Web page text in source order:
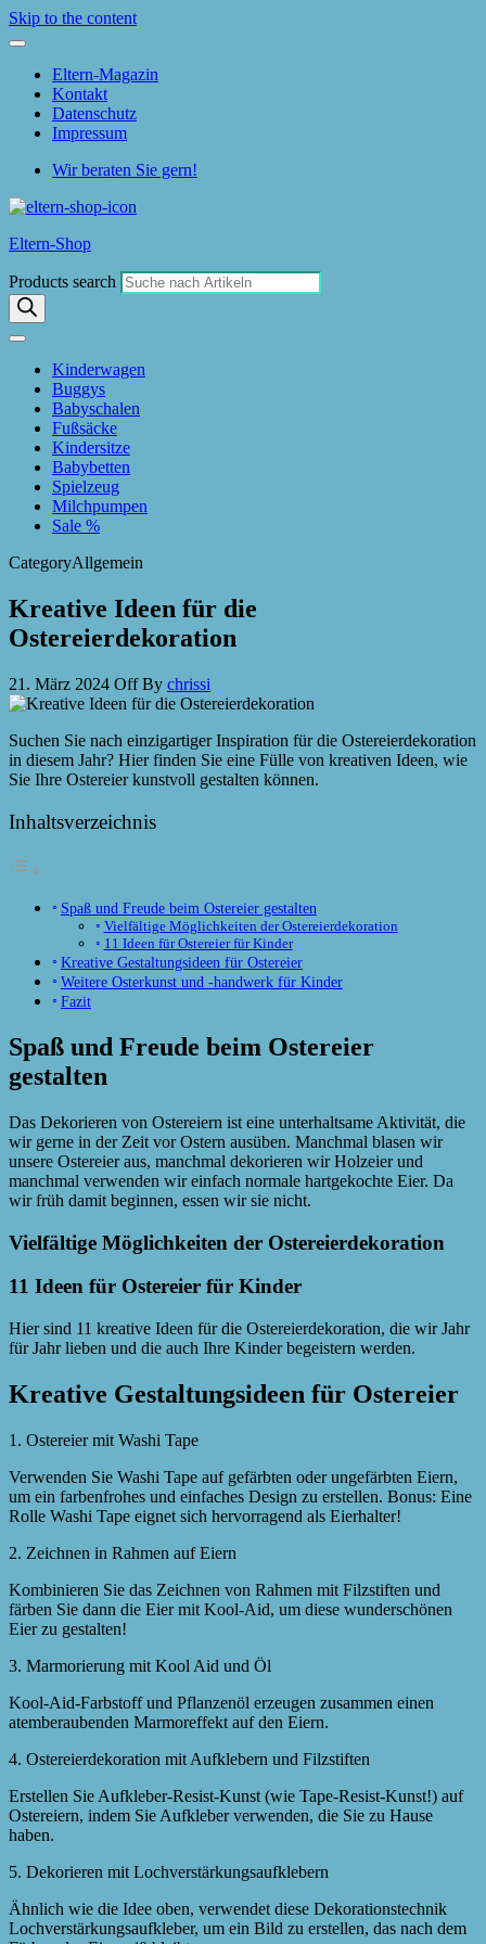
Skip to the content
Eltern-Magazin
Kontakt
Datenschutz
Impressum
Wir beraten Sie gern!
Eltern-Shop
Products search
Kinderwagen
Buggys
Babyschalen
Fußsäcke
Kindersitze
Babybetten
Spielzeug
Milchpumpen
Sale %
CategoryAllgemein
Kreative Ideen für die
Ostereierdekoration
21. März 2024 OffBy chrissi
Suchen Sie nach einzigartiger Inspiration für die Ostereierdekoration
in diesem Jahr? Hier finden Sie eine Fülle von kreativen Ideen, wie
Sie Ihre Ostereier kunstvoll gestalten können.
Inhaltsverzeichnis
Spaß und Freude beim Ostereier gestalten
Vielfältige Möglichkeiten der Ostereierdekoration
11 Ideen für Ostereier für Kinder
Kreative Gestaltungsideen für Ostereier
Weitere Osterkunst und -handwerk für Kinder
Fazit
Spaß und Freude beim Ostereier
gestalten
Das Dekorieren von Ostereiern ist eine unterhaltsame Aktivität, die
wir gerne in der Zeit vor Ostern ausüben. Manchmal blasen wir
unsere Ostereier aus, manchmal dekorieren wir Holzeier und
manchmal verwenden wir einfach normale hartgekochte Eier. Da
wir früh damit beginnen, essen wir sie nicht.
Vielfältige Möglichkeiten der Ostereierdekoration
11 Ideen für Ostereier für Kinder
Hier sind 11 kreative Ideen für die Ostereierdekoration, die wir Jahr
für Jahr lieben und die auch Ihre Kinder begeistern werden.
Kreative Gestaltungsideen für Ostereier
1. Ostereier mit Washi Tape
Verwenden Sie Washi Tape auf gefärbten oder ungefärbten Eiern,
um ein farbenfrohes und einfaches Design zu erstellen. Bonus: Eine
Rolle Washi Tape eignet sich hervorragend als Eierhalter!
2. Zeichnen in Rahmen auf Eiern
Kombinieren Sie das Zeichnen von Rahmen mit Filzstiften und
färben Sie dann die Eier mit Kool-Aid, um diese wunderschönen
Eier zu gestalten!
3. Marmorierung mit Kool Aid und Öl
Kool-Aid-Farbstoff und Pflanzenöl erzeugen zusammen einen
atemberaubenden Marmoreffekt auf den Eiern.
4. Ostereierdekoration mit Aufklebern und Filzstiften
Erstellen Sie Aufkleber-Resist-Kunst (wie Tape-Resist-Kunst!) auf
Ostereiern, indem Sie Aufkleber verwenden, die Sie zu Hause
haben.
5. Dekorieren mit Lochverstärkungsaufklebern
Ähnlich wie die Idee oben, verwendet diese Dekorationstechnik
Lochverstärkungsaufkleber, um ein Bild zu erstellen, das nach dem